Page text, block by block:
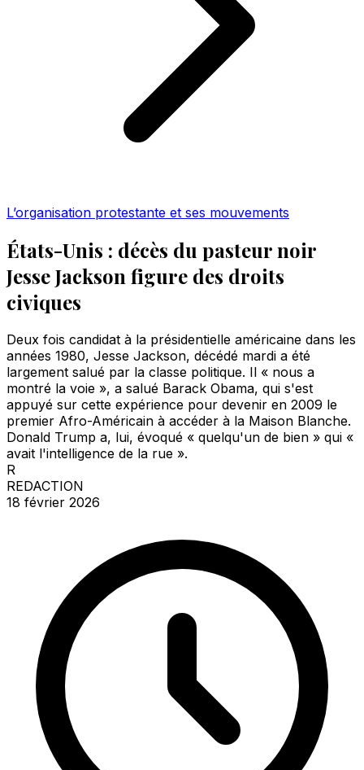
L’organisation protestante et ses mouvements
États-Unis : décès du pasteur noir
Jesse Jackson figure des droits
civiques
Deux fois candidat à la présidentielle américaine dans les
années 1980, Jesse Jackson, décédé mardi a été
largement salué par la classe politique. Il « nous a
montré la voie », a salué Barack Obama, qui s'est
appuyé sur cette expérience pour devenir en 2009 le
premier Afro-Américain à accéder à la Maison Blanche.
Donald Trump a, lui, évoqué « quelqu'un de bien » qui «
avait l'intelligence de la rue ».
R
REDACTION
18 février 2026